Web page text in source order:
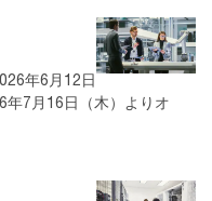
年6月12日
年7月16日（木）よりオ